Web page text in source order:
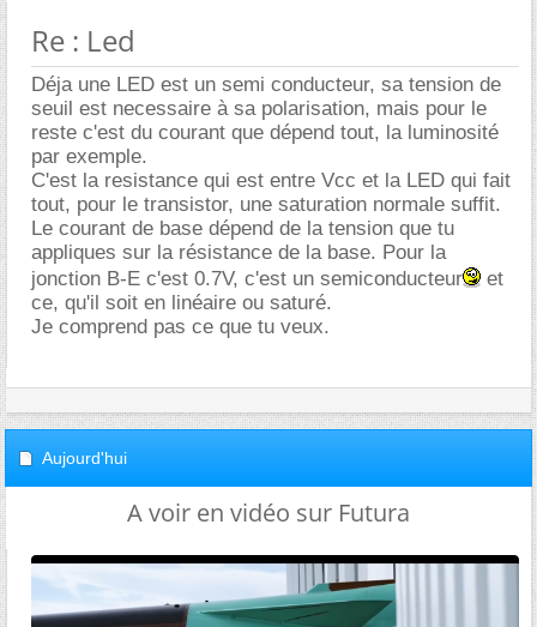
Re : Led
Déja une LED est un semi conducteur, sa tension de
seuil est necessaire à sa polarisation, mais pour le
reste c'est du courant que dépend tout, la luminosité
par exemple.
C'est la resistance qui est entre Vcc et la LED qui fait
tout, pour le transistor, une saturation normale suffit.
Le courant de base dépend de la tension que tu
appliques sur la résistance de la base. Pour la
jonction B-E c'est 0.7V, c'est un semiconducteur
et
ce, qu'il soit en linéaire ou saturé.
Je comprend pas ce que tu veux.
Aujourd'hui
A voir en vidéo sur Futura